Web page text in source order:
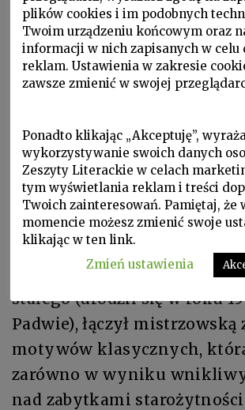
Bazylika San Giorgio
Fot. Wikimedia
Palladio, Wenecjanin
stałego (urodził się w roku
Padwie), łączył mistrzowską
motywów klasycznych,
zarówno w wyniku
nad zabytkami starożytności
plików cookies i im podobnych
Twoim urządzeniu końcowym oraz
informacji w nich zapisanych w celu
reklam. Ustawienia w zakresie
zawsze zmienić w swojej
Ponadto klikając „Akceptuję”,
wykorzystywanie swoich danych
Zeszyty Literackie w celach
tym wyświetlania reklam i treści
Twoich zainteresowań. Pamiętaj, że
momencie możesz zmienić swoje
klikając w ten link.
Zmień ustawienia